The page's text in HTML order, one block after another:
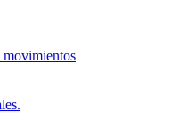
movimientos